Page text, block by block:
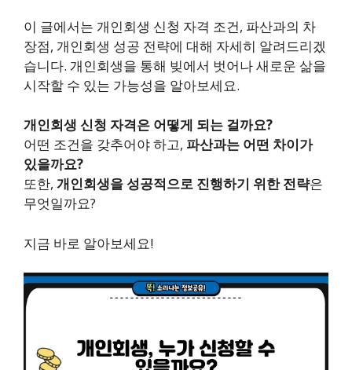
이 글에서는 개인회생 신청 자격 조건, 파산과의 차
장점, 개인회생 성공 전략에 대해 자세히 알려드리겠
습니다. 개인회생을 통해 빚에서 벗어나 새로운 삶을
시작할 수 있는 가능성을 알아보세요.
개인회생 신청 자격은 어떻게 되는 걸까요?
어떤 조건을 갖추어야 하고, 파산과는 어떤 차이가
있을까요?
또한, 개인회생을 성공적으로 진행하기 위한 전략은
무엇일까요?
지금 바로 알아보세요!